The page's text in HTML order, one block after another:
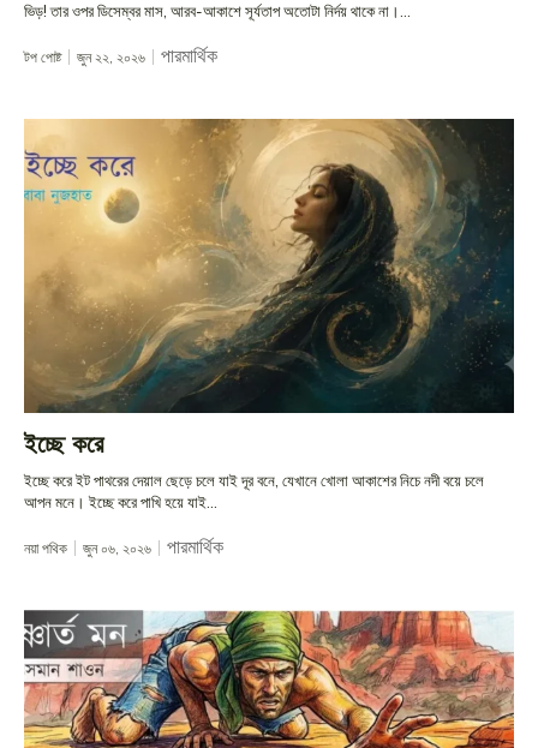
ভিড়! তার ওপর ডিসেম্বর মাস, আরব-আকাশে সূর্যতাপ অতোটা নির্দয় থাকে না।...
টপ পোষ্ট জুন ২২, ২০২৬ পারমার্থিক
ইচ্ছে করে
ইচ্ছে করে ইট পাথরের দেয়াল ছেড়ে চলে যাই দূর বনে, যেখানে খোলা আকাশের নিচে নদী বয়ে চলে
আপন মনে। ইচ্ছে করে পাখি হয়ে যাই...
নয়া পথিক জুন ০৬, ২০২৬ পারমার্থিক